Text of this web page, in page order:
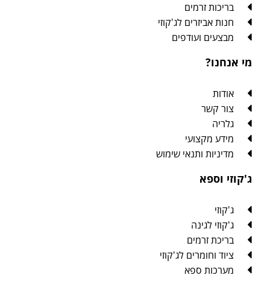
זרמים
לג'קוזי
ועודפים
ותנאי שימוש
לג'קוזי
ספא